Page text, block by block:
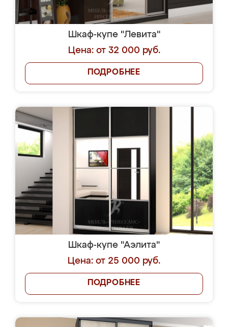
Шкаф-купе "Левита"
Цена: от 32 000 руб.
ПОДРОБНЕЕ
Шкаф-купе "Аэлита"
Цена: от 25 000 руб.
ПОДРОБНЕЕ